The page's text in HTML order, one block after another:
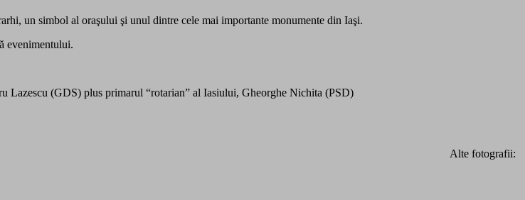
un simbol al oraşului şi unul dintre cele mai importante monumente din Iaşi.
evenimentului.
Lazescu (GDS) plus primarul “rotarian” al Iasiului, Gheorghe Nichita (PSD)
Alte fotografii: